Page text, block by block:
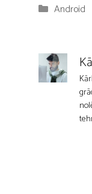
Kategorijas
Android